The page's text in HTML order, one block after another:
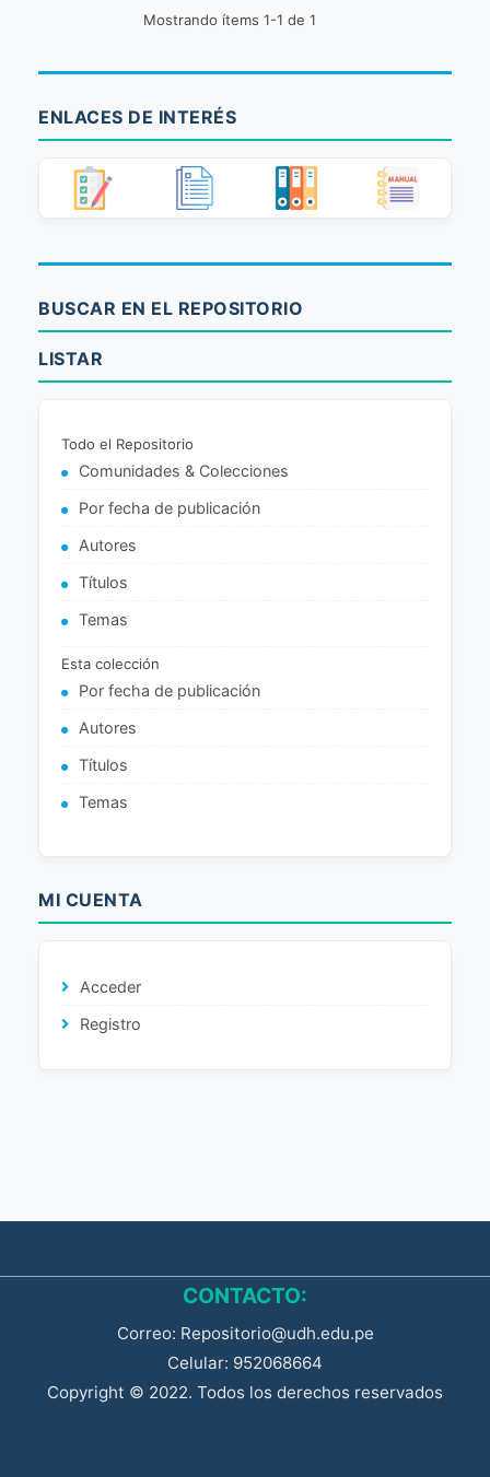
Mostrando ítems 1-1 de 1
ENLACES DE INTERÉS
BUSCAR EN EL REPOSITORIO
LISTAR
Todo el Repositorio
Comunidades & Colecciones
Por fecha de publicación
Autores
Títulos
Temas
Esta colección
Por fecha de publicación
Autores
Títulos
Temas
MI CUENTA
Acceder
Registro
CONTACTO:
Correo: Repositorio@udh.edu.pe
Celular: 952068664
Copyright © 2022. Todos los derechos reservados